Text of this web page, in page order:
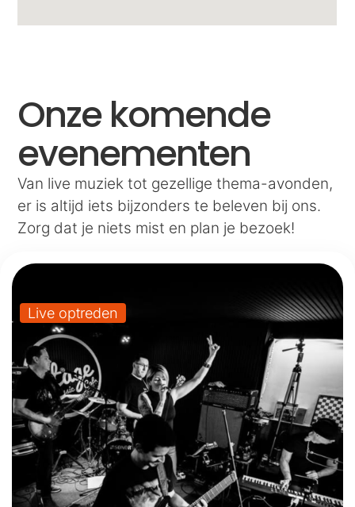
Onze komende
evenementen
Van live muziek tot gezellige thema-avonden,
er is altijd iets bijzonders te beleven bij ons.
Zorg dat je niets mist en plan je bezoek!
Live optreden